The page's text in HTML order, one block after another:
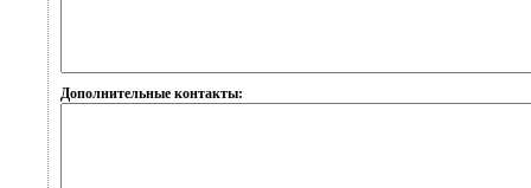
Дополнительные контакты: